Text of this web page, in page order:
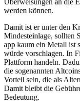
Überweisungen an die
werden können.
Damit ist er unter den
Mindesteinlage, sollten
app kaum ein Metall ist
würde vorschlagen. In
Plattform handeln.
die sogenannten
Vorteil sein, die als
Damit bleibt die
Bedeutung.